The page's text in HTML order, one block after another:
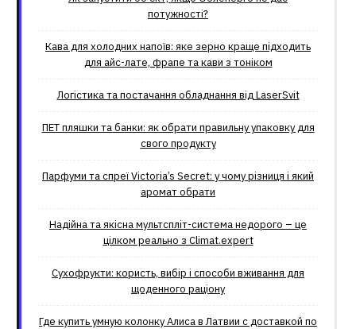
потужності?
Кава для холодних напоїв: яке зерно краще підходить
для айс-лате, фрапе та кави з тоніком
Логістика та постачання обладнання від LaserSvit
ПЕТ пляшки та банки: як обрати правильну упаковку для
свого продукту
Парфуми та спреї Victoria’s Secret: у чому різниця і який
аромат обрати
Надійна та якісна мультспліт-система недорого – це
цілком реально з Climat.еxpert
Сухофрукти: користь, вибір і способи вживання для
щоденного раціону
Где купить умную колонку Алиса в Латвии с доставкой по